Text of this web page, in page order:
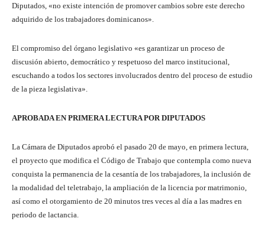
Diputados, «no existe intención de promover cambios sobre este derecho
adquirido de los trabajadores dominicanos».
El compromiso del órgano legislativo «es garantizar un proceso de
discusión abierto, democrático y respetuoso del marco institucional,
escuchando a todos los sectores involucrados dentro del proceso de estudio
de la pieza legislativa».
APROBADA EN PRIMERA LECTURA POR DIPUTADOS
La Cámara de Diputados aprobó el pasado 20 de mayo, en primera lectura,
el proyecto que modifica el Código de Trabajo que contempla como nueva
conquista la permanencia de la cesantía de los trabajadores, la inclusión de
la modalidad del teletrabajo, la ampliación de la licencia por matrimonio,
así como el otorgamiento de 20 minutos tres veces al día a las madres en
periodo de lactancia.